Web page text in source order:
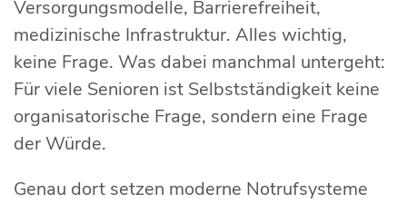
Versorgungsmodelle, Barrierefreiheit,
medizinische Infrastruktur. Alles wichtig,
keine Frage. Was dabei manchmal untergeht:
Für viele Senioren ist Selbstständigkeit keine
organisatorische Frage, sondern eine Frage
der Würde.
Genau dort setzen moderne Notrufsysteme